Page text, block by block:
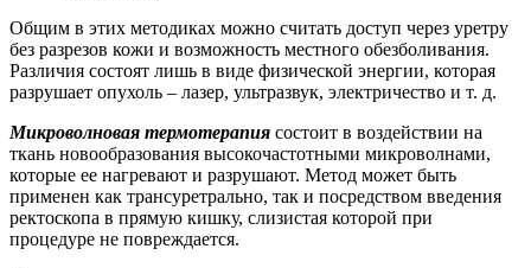
Общим в этих методиках можно считать доступ через уретру
без разрезов кожи и возможность местного обезболивания.
Различия состоят лишь в виде физической энергии, которая
разрушает опухоль – лазер, ультразвук, электричество и т. д.
Микроволновая термотерапия состоит в воздействии на
ткань новообразования высокочастотными микроволнами,
которые ее нагревают и разрушают. Метод может быть
применен как трансуретрально, так и посредством введения
ректоскопа в прямую кишку, слизистая которой при
процедуре не повреждается.